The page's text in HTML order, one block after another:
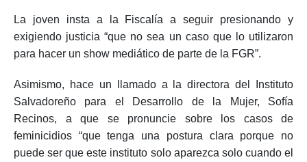
La joven insta a la Fiscalía a seguir presionando y
exigiendo justicia “que no sea un caso que lo utilizaron
para hacer un show mediático de parte de la FGR”.
Asimismo, hace un llamado a la directora del Instituto
Salvadoreño para el Desarrollo de la Mujer, Sofía
Recinos, a que se pronuncie sobre los casos de
feminicidios “que tenga una postura clara porque no
puede ser que este instituto solo aparezca solo cuando el